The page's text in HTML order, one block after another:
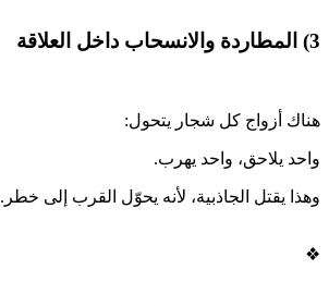
3) المطاردة والانسحاب داخل العلاقة
هناك أزواج كل شجار يتحول:
واحد يلاحق، واحد يهرب.
وهذا يقتل الجاذبية، لأنه يحوّل القرب إلى خطر.
❖